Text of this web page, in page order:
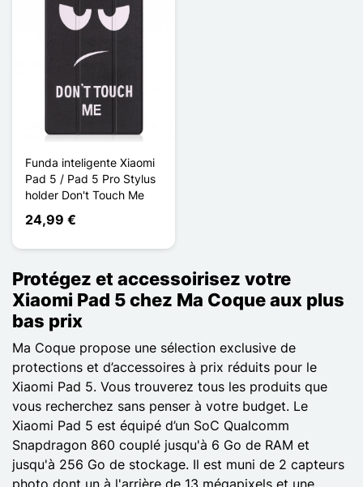
Funda inteligente Xiaomi
Pad 5 / Pad 5 Pro Stylus
holder Don't Touch Me
24,99 €
Protégez et accessoirisez votre
Xiaomi Pad 5 chez Ma Coque aux plus
bas prix
Ma Coque propose une sélection exclusive de
protections et d’accessoires à prix réduits pour le
Xiaomi Pad 5. Vous trouverez tous les produits que
vous recherchez sans penser à votre budget. Le
Xiaomi Pad 5 est équipé d’un SoC Qualcomm
Snapdragon 860 couplé jusqu'à 6 Go de RAM et
jusqu'à 256 Go de stockage. Il est muni de 2 capteurs
photo dont un à l'arrière de 13 mégapixels et une